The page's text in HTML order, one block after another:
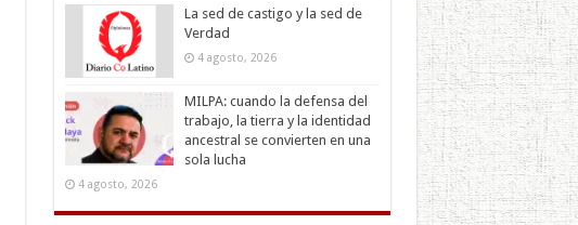
La sed de castigo y la sed de
Verdad
4 agosto, 2026
MILPA: cuando la defensa del
trabajo, la tierra y la identidad
ancestral se convierten en una
sola lucha
4 agosto, 2026